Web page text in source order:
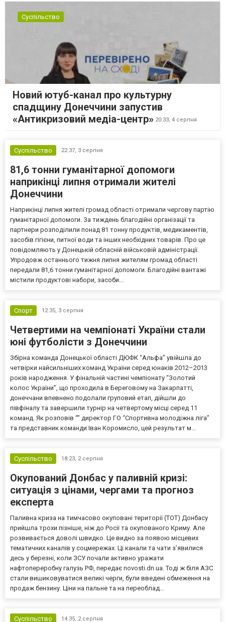
Суспільство
Новий ютуб-канал про культурну
спадщину Донеччини запустив
«Антикризовий медіа-центр» 20:33, 4 серпня
Суспільство 22:37, 3 серпня
81,6 тонни гуманітарної допомоги
наприкінці липня отримали жителі
Донеччини
Наприкінці липня жителі громад області отримали чергову партію
гуманітарної допомоги. За тиждень благодійні організації та
партнери розподілили понад 81 тонну продуктів, медикаментів,
засобів гігієни, питної води та інших необхідних товарів. Про це
повідомляють у Донецькій обласній військовій адміністрації.
Упродовж останнього тижня липня жителям громад області
передали 81,6 тонни гуманітарної допомоги. Благодійні вантажі
містили продуктові набори, засоби...
Спорт 12:35, 3 серпня
Четвертими на чемпіонаті України стали
юні футболісти з Донеччини
Збірна команда Донецької області ДЮФК “Альфа” увійшла до
четвірки найсильніших команд України серед юнаків 2012–2013
років народження. У фінальній частині чемпіонату “Золотий
колос України”, що проходила в Береговому на Закарпатті,
донеччани впевнено подолали груповий етап, дійшли до
півфіналу та завершили турнір на четвертому місці серед 11
команд. Як розповів “” директор ГО “Спортивна молодіжна ліга”
та представник команди Іван Коромисло, цей результат м...
Суспільство 18:23, 2 серпня
Окупований Донбас у паливній кризі:
ситуація з цінами, чергами та прогноз
експерта
Паливна криза на тимчасово окуповані території (ТОТ) Донбасу
прийшла трохи пізніше, ніж до Росії та окупованого Криму. Але
розвивається доволі швидко. Це видно за появою місцевих
тематичних каналів у соцмережах. Ці канали та чати з’явилися
десь у березні, коли ЗСУ почали активно уражати
нафтопереробну галузь РФ, передає novosti.dn.ua. Тоді ж біля АЗС
стали вишиковуватися великі черги, були введені обмеження на
продаж бензину. Ціни на пальне та на переоблад...
Суспільство 14:35, 2 серпня